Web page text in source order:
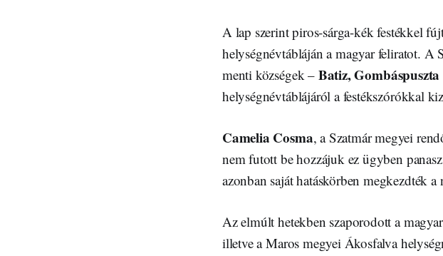
A lap szerint piros-sárga-kék festékkel
helységnévtábláján a magyar feliratot. A
menti községek – Batiz,
helységnévtáblájáról a festékszórókkal
Camelia Cosma, a Szatmár megyei
nem futott be hozzájuk ez ügyben
azonban saját hatáskörben megkezdték
Az elmúlt hetekben szaporodott a
illetve a Maros megyei Ákosfalva